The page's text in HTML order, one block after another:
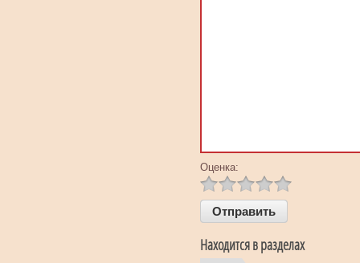
Оценка:
Находится в разделах